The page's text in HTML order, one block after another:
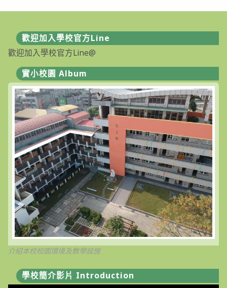
歡迎加入學校官方Line
歡迎加入學校官方Line@
實小校園 Album
介紹本校校園環境及教學設施
學校簡介影片 Introduction